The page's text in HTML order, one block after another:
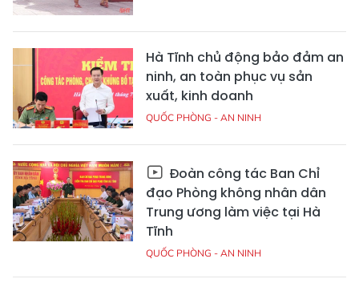
Hà Tĩnh chủ động bảo đảm an
ninh, an toàn phục vụ sản
xuất, kinh doanh
QUỐC PHÒNG - AN NINH
Đoàn công tác Ban Chỉ
đạo Phòng không nhân dân
Trung ương làm việc tại Hà
Tĩnh
QUỐC PHÒNG - AN NINH